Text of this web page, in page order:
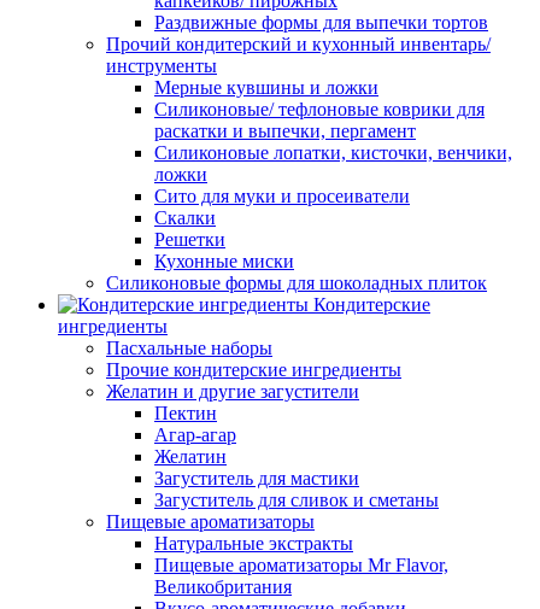
Раздвижные формы для выпечки тортов
Прочий кондитерский и кухонный инвентарь/
инструменты
Мерные кувшины и ложки
Силиконовые/ тефлоновые коврики для
раскатки и выпечки, пергамент
Силиконовые лопатки, кисточки, венчики,
ложки
Сито для муки и просеиватели
Скалки
Решетки
Кухонные миски
Силиконовые формы для шоколадных плиток
Кондитерские
ингредиенты
Пасхальные наборы
Прочие кондитерские ингредиенты
Желатин и другие загустители
Пектин
Агар-агар
Желатин
Загуститель для мастики
Загуститель для сливок и сметаны
Пищевые ароматизаторы
Натуральные экстракты
Пищевые ароматизаторы Mr Flavor,
Великобритания